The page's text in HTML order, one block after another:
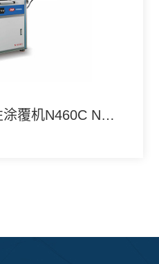
苏州在线式选择性涂覆机N460C N460D